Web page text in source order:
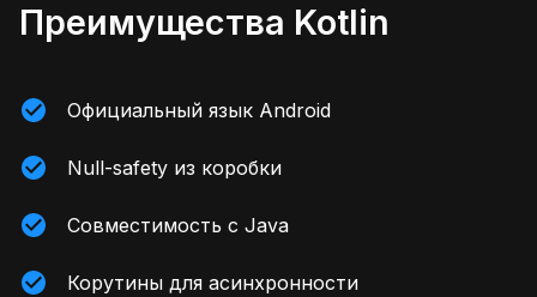
Преимущества Kotlin
Официальный язык Android
Null-safety из коробки
Совместимость с Java
Корутины для асинхронности